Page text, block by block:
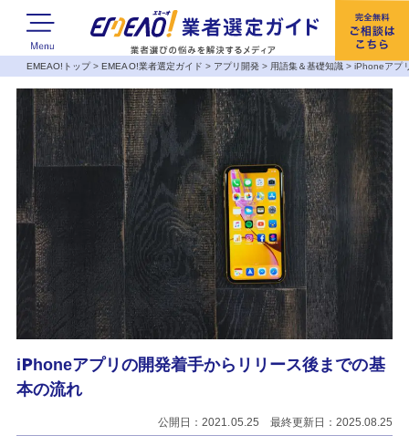
EMEAO!トップ>EMEAO!業者選定ガイド > アプリ開発> 用語集＆基礎知識 >iPhoneアプ
iPhoneアプリの開発着手からリリース後までの基
本の流れ
公開日：2021.05.25 最終更新日：2025.08.25